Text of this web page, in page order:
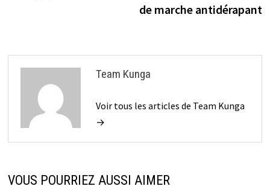
de marche antidérapant
Team Kunga
Voir tous les articles de Team Kunga
→
VOUS POURRIEZ AUSSI AIMER